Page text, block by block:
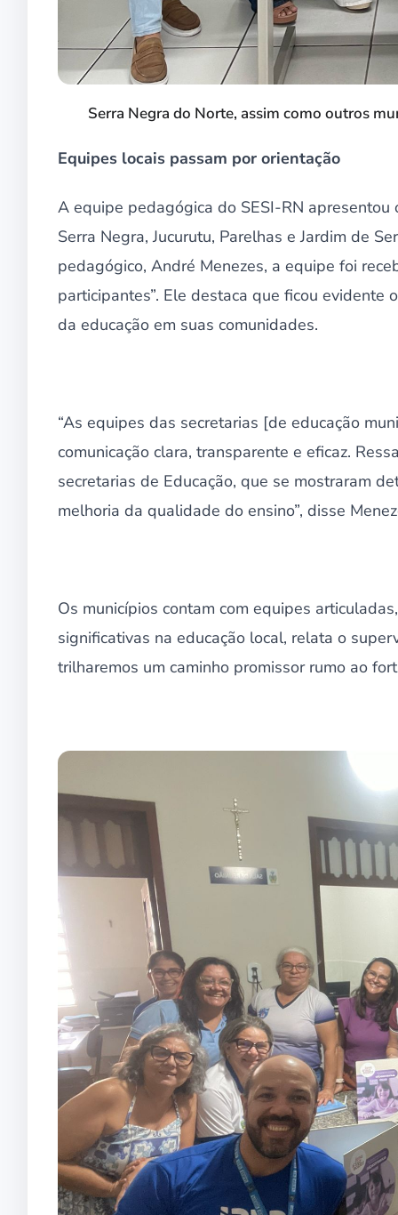
Serra Negra do Norte, assim como outros
Equipes locais passam por orientação
A equipe pedagógica do SESI-RN
Serra Negra, Jucurutu, Parelhas e Jardim de
pedagógico, André Menezes, a equipe foi
participantes”. Ele destaca que ficou
da educação em suas comunidades.
“As equipes das secretarias [de educação
comunicação clara, transparente e eficaz.
secretarias de Educação, que se mostraram
melhoria da qualidade do ensino”, disse
Os municípios contam com equipes
significativas na educação local, relata o
trilharemos um caminho promissor rumo ao